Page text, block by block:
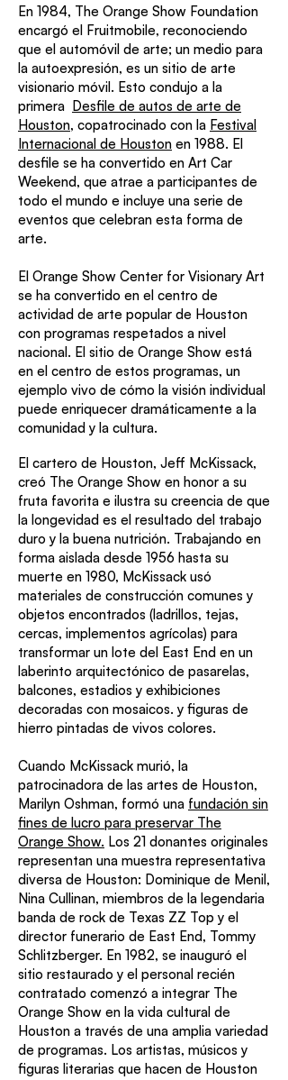
En 1984, The Orange Show Foundation
encargó el Fruitmobile, reconociendo
que el automóvil de arte; un medio para
la autoexpresión, es un sitio de arte
visionario móvil. Esto condujo a la
primera Desfile de autos de arte de
Houston, copatrocinado con la Festival
Internacional de Houston en 1988. El
desfile se ha convertido en Art Car
Weekend, que atrae a participantes de
todo el mundo e incluye una serie de
eventos que celebran esta forma de
arte.
El Orange Show Center for Visionary Art
se ha convertido en el centro de
actividad de arte popular de Houston
con programas respetados a nivel
nacional. El sitio de Orange Show está
en el centro de estos programas, un
ejemplo vivo de cómo la visión individual
puede enriquecer dramáticamente a la
comunidad y la cultura.
El cartero de Houston, Jeff McKissack,
creó The Orange Show en honor a su
fruta favorita e ilustra su creencia de que
la longevidad es el resultado del trabajo
duro y la buena nutrición. Trabajando en
forma aislada desde 1956 hasta su
muerte en 1980, McKissack usó
materiales de construcción comunes y
objetos encontrados (ladrillos, tejas,
cercas, implementos agrícolas) para
transformar un lote del East End en un
laberinto arquitectónico de pasarelas,
balcones, estadios y exhibiciones
decoradas con mosaicos. y figuras de
hierro pintadas de vivos colores.
Cuando McKissack murió, la
patrocinadora de las artes de Houston,
Marilyn Oshman, formó una fundación sin
fines de lucro para preservar The
Orange Show. Los 21 donantes originales
representan una muestra representativa
diversa de Houston: Dominique de Menil,
Nina Cullinan, miembros de la legendaria
banda de rock de Texas ZZ Top y el
director funerario de East End, Tommy
Schlitzberger. En 1982, se inauguró el
sitio restaurado y el personal recién
contratado comenzó a integrar The
Orange Show en la vida cultural de
Houston a través de una amplia variedad
de programas. Los artistas, músicos y
figuras literarias que hacen de Houston